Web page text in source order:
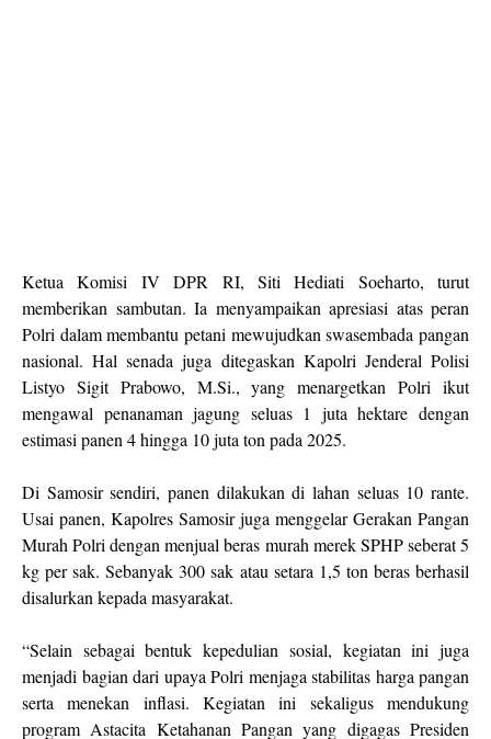
Ketua Komisi IV DPR RI, Siti Hediati Soeharto, turut
memberikan sambutan. Ia menyampaikan apresiasi atas peran
Polri dalam membantu petani mewujudkan swasembada pangan
nasional. Hal senada juga ditegaskan Kapolri Jenderal Polisi
Listyo Sigit Prabowo, M.Si., yang menargetkan Polri ikut
mengawal penanaman jagung seluas 1 juta hektare dengan
estimasi panen 4 hingga 10 juta ton pada 2025.
Di Samosir sendiri, panen dilakukan di lahan seluas 10 rante.
Usai panen, Kapolres Samosir juga menggelar Gerakan Pangan
Murah Polri dengan menjual beras murah merek SPHP seberat 5
kg per sak. Sebanyak 300 sak atau setara 1,5 ton beras berhasil
disalurkan kepada masyarakat.
“Selain sebagai bentuk kepedulian sosial, kegiatan ini juga
menjadi bagian dari upaya Polri menjaga stabilitas harga pangan
serta menekan inflasi. Kegiatan ini sekaligus mendukung
program Astacita Ketahanan Pangan yang digagas Presiden